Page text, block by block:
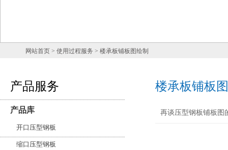
网站首页 > 使用过程服务 > 楼承板铺板图绘制
产品服务
产品库
开口压型钢板
缩口压型钢板
楼承板铺板
再谈压型钢板铺板图